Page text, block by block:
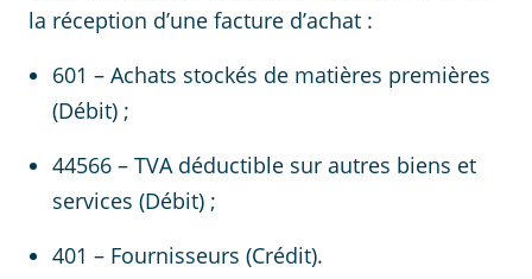
la réception d’une facture d’achat :
601 – Achats stockés de matières premières
(Débit) ;
44566 – TVA déductible sur autres biens et
services (Débit) ;
401 – Fournisseurs (Crédit).